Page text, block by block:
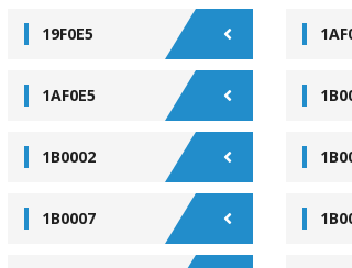
19F0E5
1AF0E5
1B0002
1B0007